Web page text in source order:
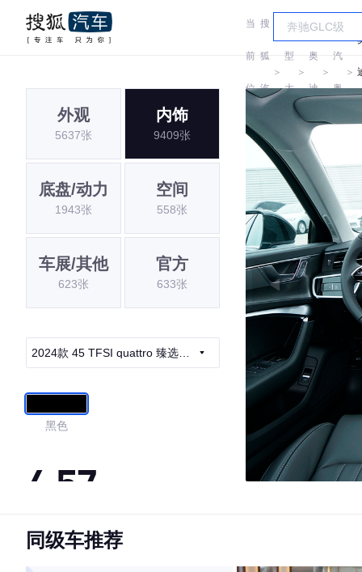
当
前
位
置:
搜
狐
汽
＞
车
型
大
＞
奥
迪
＞
一
汽
奥
迪
＞
外观
5637张
内饰
9409张
底盘/动力
1943张
空间
558张
车展/其他
623张
官方
633张
2024款 45 TFSI quattro 臻选致
黑色
4.57
·外观表现一般，低于70%同级车
同级车推荐